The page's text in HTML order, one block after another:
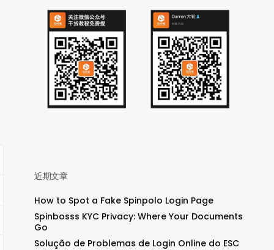
近期文章
How to Spot a Fake Spinpolo Login Page
Spinbosss KYC Privacy: Where Your Documents
Go
Solução de Problemas de Login Online do ESC